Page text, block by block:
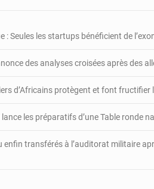
: Seules les startups bénéficient de
des analyses croisées après des
d’Africains protègent et font fructifier
lance les préparatifs d’une Table ronde
enfin transférés à l’auditorat militaire